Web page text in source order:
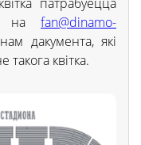
на fan@dinamo-
дакумента, які
квітка.